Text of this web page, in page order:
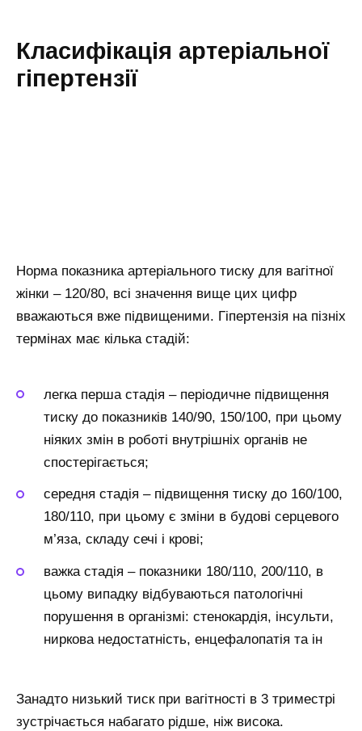
Класифікація артеріальної
гіпертензії
Норма показника артеріального тиску для вагітної
жінки – 120/80, всі значення вище цих цифр
вважаються вже підвищеними. Гіпертензія на пізніх
термінах має кілька стадій:
легка перша стадія – періодичне підвищення
тиску до показників 140/90, 150/100, при цьому
ніяких змін в роботі внутрішніх органів не
спостерігається;
середня стадія – підвищення тиску до 160/100,
180/110, при цьому є зміни в будові серцевого
м’яза, складу сечі і крові;
важка стадія – показники 180/110, 200/110, в
цьому випадку відбуваються патологічні
порушення в організмі: стенокардія, інсульти,
ниркова недостатність, енцефалопатія та ін
Занадто низький тиск при вагітності в 3 триместрі
зустрічається набагато рідше, ніж висока.